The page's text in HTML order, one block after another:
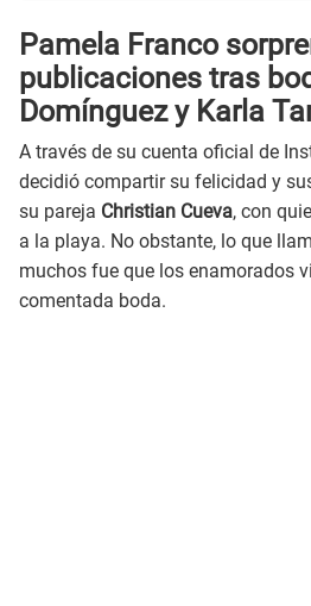
Pamela Franco
publicaciones tras
Domínguezy Karla
A través de su cuenta oficial de
decidió compartir su felicidad y
su pareja Christian Cueva, con
a la playa. No obstante, lo que
muchos fue que los enamorados
comentada boda.